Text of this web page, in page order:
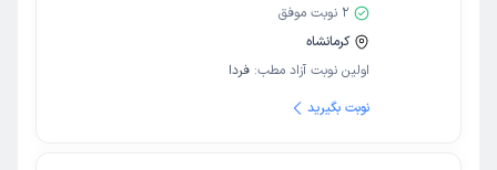
2 نوبت موفق
کرمانشاه
اولین نوبت آزاد مطب: فردا
نوبت بگیرید